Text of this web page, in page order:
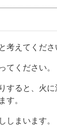
考えてく ださ
てください。
りすると、火
す。
しまいます。